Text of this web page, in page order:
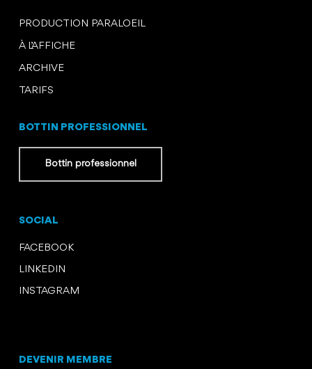
PRODUCTION PARALOEIL
À L’AFFICHE
ARCHIVE
TARIFS
BOTTIN PROFESSIONNEL
Bottin professionnel
SOCIAL
FACEBOOK
LINKEDIN
INSTAGRAM
DEVENIR MEMBRE